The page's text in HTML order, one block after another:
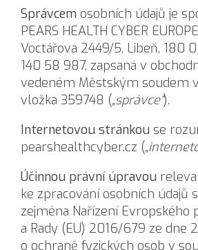
Správcem osobních údajů je
PEARS HEALTH CYBER
Voctářova 2449/5, Libeň, 180
140 58 987, zapsaná v
vedeném Městským soudem v
vložka 359748 („správce“).
Internetovou stránkou se
pearshealthcyber.cz (
Účinnou právní úpravou
ke zpracování osobních údajů
zejména Nařízení Evropského
a Rady (EU) 2016/679 ze dne
o ochraně fyzických osob v